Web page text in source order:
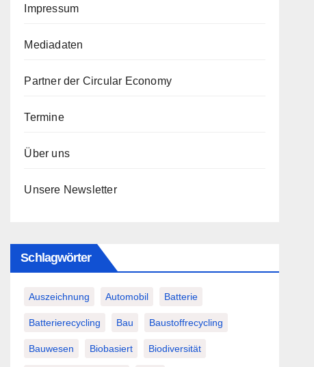
Impressum
Mediadaten
Partner der Circular Economy
Termine
Über uns
Unsere Newsletter
Schlagwörter
Auszeichnung Automobil Batterie
Batterierecycling Bau Baustoffrecycling
Bauwesen Biobasiert Biodiversität